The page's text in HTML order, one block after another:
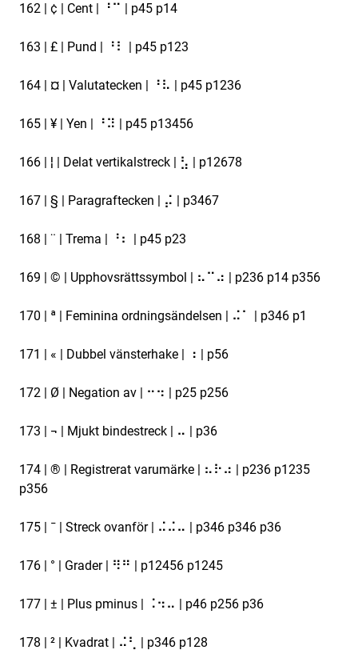
162 | ¢ | Cent | ⠘⠉ | p45 p14
163 | £ | Pund | ⠘⠇ | p45 p123
164 | ¤ | Valutatecken | ⠘⠧ | p45 p1236
165 | ¥ | Yen | ⠘⠽ | p45 p13456
166 | ¦ | Delat vertikalstreck | ⣣ | p12678
167 | § | Paragraftecken | ⡬ | p3467
168 | ¨ | Trema | ⠘⠆ | p45 p23
169 | © | Upphovsrättssymbol | ⠦⠉⠴ | p236 p14 p356
170 | ª | Feminina ordningsändelsen | ⠬⠁ | p346 p1
171 | « | Dubbel vänsterhake | ⠰ | p56
172 | Ø | Negation av | ⠒⠲ | p25 p256
173 | ¬ | Mjukt bindestreck | ⠤ | p36
174 | ® | Registrerat varumärke | ⠦⠗⠴ | p236 p1235
p356
175 | ¯ | Streck ovanför | ⠬⠬⠤ | p346 p346 p36
176 | ° | Grader | ⠻⠛ | p12456 p1245
177 | ± | Plus pminus | ⠨⠲⠤ | p46 p256 p36
178 | ² | Kvadrat | ⠬⢃ | p346 p128